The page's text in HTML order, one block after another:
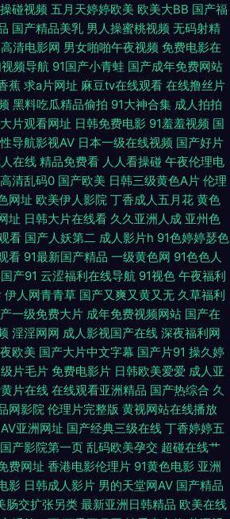
國產館中文字幕 人人操热超碰 91高清无码电影
香蕉狠狠的 草草激情网 加勒比色导航 日本的A网
全 久草香蕉 日韩A在线中文 最新AV地址 国产宾
图少妇熟女 操逼电影导航免费 久久宗和a 日韩综
网 久草福利网 少妇精品9 91小視頻 国产色色五月
91系列在线 福利你懂的 美女逼喷水 少妇福利姬
久久福利社 日韩理伦中文字幕 在线理论视频艹
人人操在线播放 亚洲成人自拍网 91在线视频青
自拍69 超碰在线激情影音 狼人影院伊人网 日韩
A级网站 精品不卡视屏 人妻午夜 91大神看片 丰
天天操无码 91无码青久 福利AV片 美女在线91 天
产1区2区3区 欧美专区中文 91搭讪美女 超碰在线
产 91学生妹 国产吃瓜在线 美女诱惑福利电影 国
操碰视频 五月天婷婷欧美 欧美大BB 国产福
国产精品美乳 男人操蜜桃视频 无码射精
清电影网 男女啪啪午夜视频 免费电影在
频导航 91国产小青蛙 国产成年免费网站
蕉 求a片网址 麻豆tv在线观看 在线撸丝片
黑料吃瓜精品偷拍 91大神合集 成人拍拍
片观看网址 日韩免费电影 91羞羞视频 国
性导航影视AV 日本一级在线视频 国产好片
在线 精品免费看 人人看操碰 午夜伦理电
高清乱码0 国产欧美 日韩三级黄色A片 伦理
网址 欧美伊人影院 丁香成人五月花 黄色
址 日韩大片在线看 久久亚洲人成 亚州色
看 国产人妖第二 成人影片h 91色婷婷瑟色
看 91最新国产精品 一级黄色网 91色色人
产91 云涩福利在线导航 91视色 午夜福利
伊人网青青草 国产又爽又黄又无 久草福利
一级免费大片 成年免费视频网站 国产在
淫淫网网 成人影视国产在线 深夜福利网
欧美 国产大片中文字幕 国产片91 操久婷
片毛片 免费电影片 日韩欧美爱爱 成人亚
片在线 在线观看亚洲精品 国产热综合 久
网影院 伦理片完整版 黄视网站在线播放
AV亚洲网址 国产经典三级在线 丁香婷婷五
国产影院第一页 乱码欧美孕交 超碰在线艹
费网址 香港电影伦理片 91黄色电影 亚洲
影 日韩成人影片 男的天堂网AV 国产精品
肠交扩张另类 最新亚洲日韩精品 欧美在线